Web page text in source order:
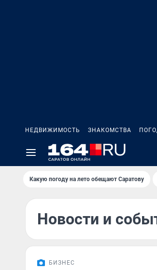
НЕДВИЖИМОСТЬ ЗНАКОМСТВА
Какую погоду на лето обещают Саратову
Новости и
БИЗНЕС